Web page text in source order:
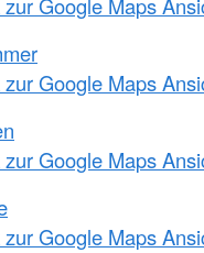
zur Google Maps
zur Google Maps
zur Google Maps
zur Google Maps